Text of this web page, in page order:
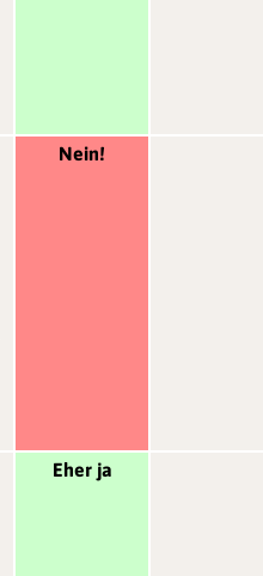
Nein!
Eher ja